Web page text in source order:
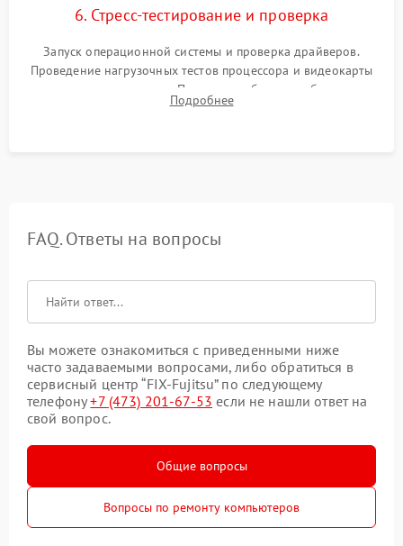
6. Стресс-тестирование и проверка
Запуск операционной системы и проверка драйверов.
Проведение нагрузочных тестов процессора и видеокарты
для контроля температур. Проверка работоспособности всех
USB-портов, аудиовыходов и сетевого подключения.
Подробнее
FAQ. Ответы на вопросы
Вы можете ознакомиться с приведенными ниже
часто задаваемыми вопросами, либо обратиться в
сервисный центр “FIX-Fujitsu” по следующему
телефону+7 (473) 201-67-53 если не нашли ответ на
свой вопрос.
Общие вопросы
Вопросы по ремонту компьютеров